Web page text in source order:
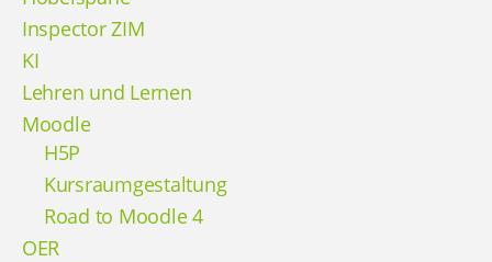
Inspector ZIM
KI
Lehren und Lernen
Moodle
H5P
Kursraumgestaltung
Road to Moodle 4
OER